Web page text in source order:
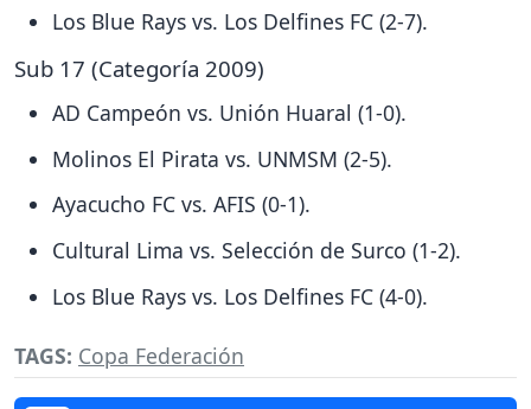
Los Blue Rays vs. Los Delfines FC (2-7).
Sub 17 (Categoría 2009)
AD Campeón vs. Unión Huaral (1-0).
Molinos El Pirata vs. UNMSM (2-5).
Ayacucho FC vs. AFIS (0-1).
Cultural Lima vs. Selección de Surco (1-2).
Los Blue Rays vs. Los Delfines FC (4-0).
TAGS: Copa Federación